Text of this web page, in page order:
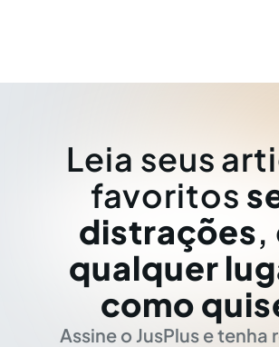
Leia seus
favoritos
distrações,
qualquer
como
Assine o JusPlus e tenha